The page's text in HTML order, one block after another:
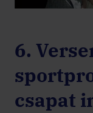
6.
csapat